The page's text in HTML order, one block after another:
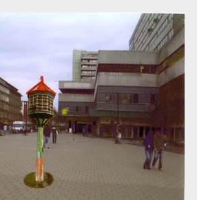
DES FRAPPANT UNTER?
GOETHEPLATZ WÄRE